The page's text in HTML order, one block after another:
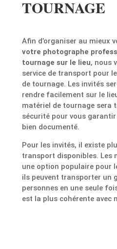
TOURNAGE
Afin d’organiser au mieux
votre photographe
tournage sur le lieu, nous
service de transport pour
de tournage. Les invités
rendre facilement sur le
matériel de tournage sera
sécurité pour vous garantir
bien documenté.
Pour les invités, il existe
transport disponibles. Les
une option populaire pour
ils peuvent transporter un
personnes en une seule
est la plus cohérente avec